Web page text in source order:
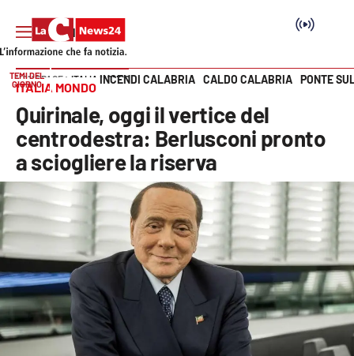
SEZIONI
Cronaca
Politica
Economia e lavoro
Italia Mondo
Vai
TEMI DEL
GIORNO
INCENDI CALABRIA CALDO CALABRIA PONTE
HOME PAGE ITALIA MONDO
ITALIA MONDO
Quirinale, oggi il vertice del
centrodestra: Berlusconi pronto
a sciogliere la riserva